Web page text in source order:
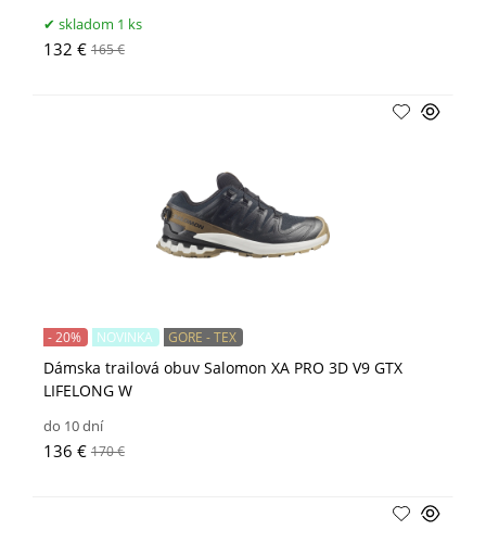
skladom 1 ks
132 € 165 €
Dámska trailová obuv Salomon XA PRO 3D V9 GTX
LIFELONG W
- 20% NOVINKA GORE - TEX
do 10 dní
136 € 170 €